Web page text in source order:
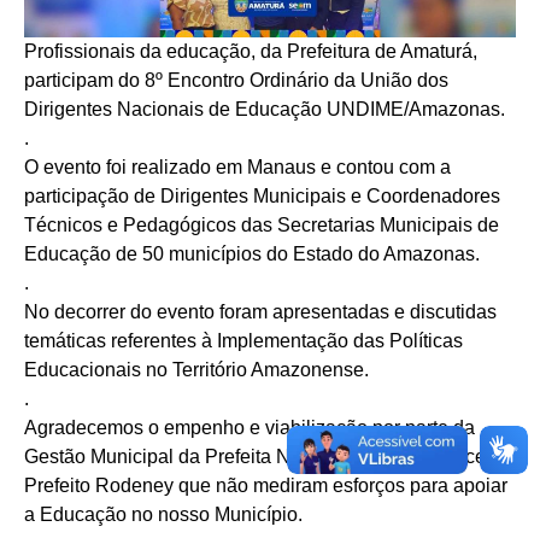
Profissionais da educação, da Prefeitura de Amaturá,
participam do 8º Encontro Ordinário da União dos
Dirigentes Nacionais de Educação UNDIME/Amazonas.
.
O evento foi realizado em Manaus e contou com a
participação de Dirigentes Municipais e Coordenadores
Técnicos e Pedagógicos das Secretarias Municipais de
Educação de 50 municípios do Estado do Amazonas.
.
No decorrer do evento foram apresentadas e discutidas
temáticas referentes à Implementação das Políticas
Educacionais no Território Amazonense.
.
Agradecemos o empenho e viabilização por parte da
Gestão Municipal da Prefeita Nazaré Rocha e do Vice-
Prefeito Rodeney que não mediram esforços para apoiar
a Educação no nosso Município.